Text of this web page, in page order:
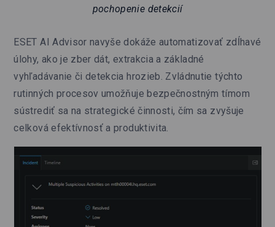
pochopenie detekcií
ESET AI Advisor navyše dokáže automatizovať zdĺhavé
úlohy, ako je zber dát, extrakcia a základné
vyhľadávanie či detekcia hrozieb. Zvládnutie týchto
rutinných procesov umožňuje bezpečnostným tímom
sústrediť sa na strategické činnosti, čím sa zvyšuje
celková efektívnosť a produktivita.